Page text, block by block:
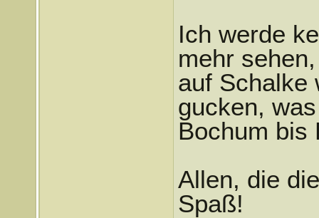
Ich werde
mehr
auf Schalke
gucken,
Bochum bis
Allen, die
Spaß!